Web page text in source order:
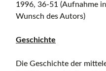
1996, 36-51 (Aufnahme
Wunsch des Autors)
Geschichte
Die Geschichte der